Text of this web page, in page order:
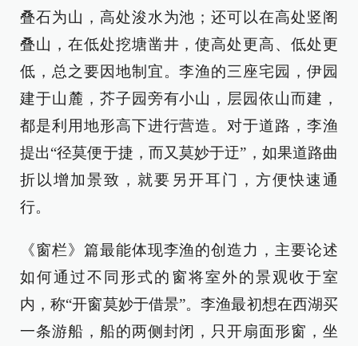
叠石为山，高处浚水为池；还可以在高处竖阁
叠山，在低处挖塘凿井，使高处更高、低处更
低，总之要因地制宜。李渔的三座宅园，伊园
建于山麓，芥子园旁有小山，层园依山而建，
都是利用地形高下进行营造。对于道路，李渔
提出“径莫便于捷，而又莫妙于迂”，如果道路曲
折以增加景致，就要另开耳门，方便快速通
行。
《窗栏》篇最能体现李渔的创造力，主要论述
如何通过不同形式的窗将室外的景观收于室
内，称“开窗莫妙于借景”。李渔最初想在西湖买
一条游船，船的两侧封闭，只开扇面形窗，坐